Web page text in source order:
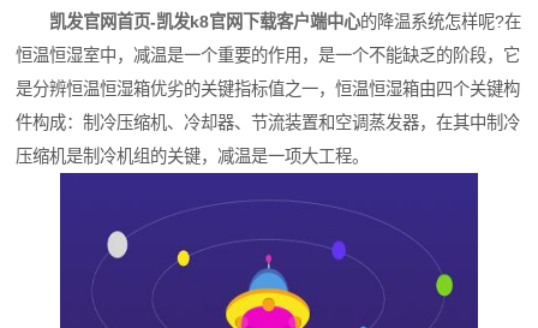
凯发官网首页-凯发k8官网下载客户端中心的降温系统怎样呢?在
恒温恒湿室中，减温是一个重要的作用，是一个不能缺乏的阶段，它
是分辨恒温恒湿箱优劣的关键指标值之一，恒温恒湿箱由四个关键构
件构成：制冷压缩机、冷却器、节流装置和空调蒸发器，在其中制冷
压缩机是制冷机组的关键，减温是一项大工程。